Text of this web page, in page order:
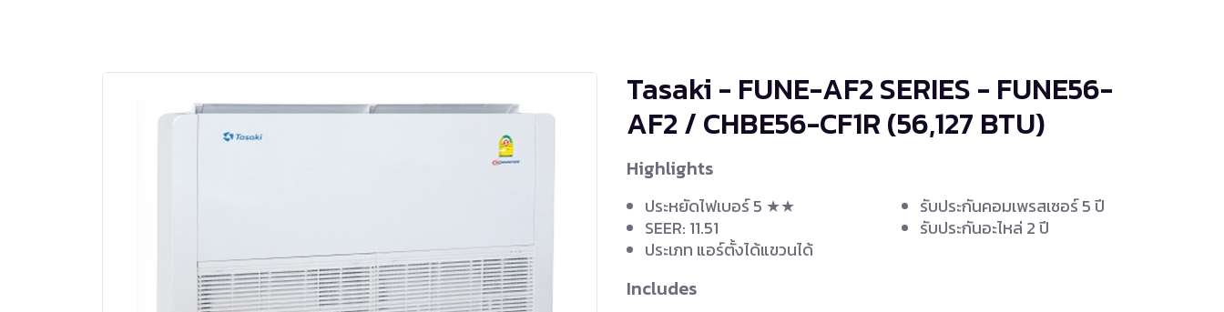
Tasaki - FUNE-AF2 SERIES - FUNE56-
AF2 / CHBE56-CF1R(56,127 BTU)
Highlights
ประหยัดไฟเบอร์ 5 ★★
SEER: 11.51
ประเภท แอร์ตั้งได้แขวนได้
รับประกันคอมเพรสเซอร์ 5 ปี
รับประกันอะไหล่ 2 ปี
Includes